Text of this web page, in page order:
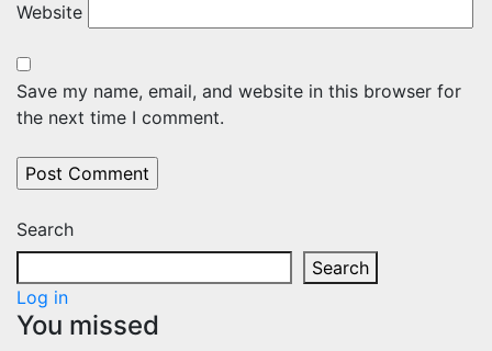
Website
Save my name, email, and website in this browser for
the next time I comment.
Search
Search
Log in
You missed